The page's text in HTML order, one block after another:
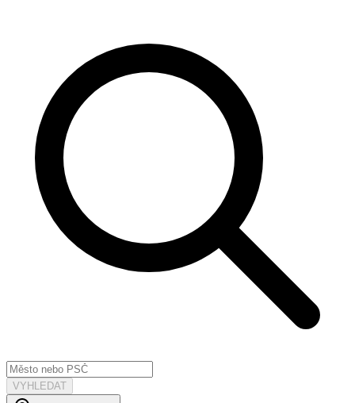
VYHLEDAT